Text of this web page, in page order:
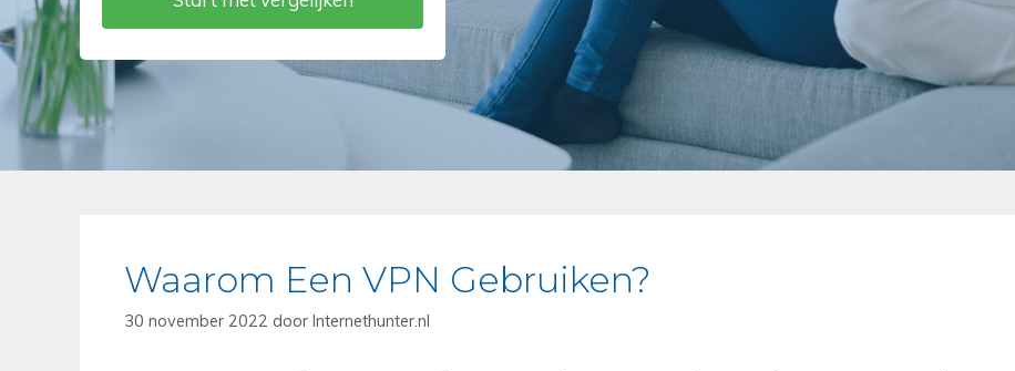
Waarom Een VPN Gebruiken?
30 november 2022 door Internethunter.nl